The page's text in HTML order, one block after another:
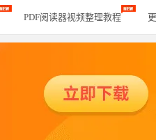
PDF阅读器视频整理教程